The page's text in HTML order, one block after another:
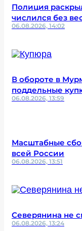
Полиция
числился без
06.08.2026, 14:02
В обороте в
поддельные
06.08.2026, 13:59
Масштабные
всей России
06.08.2026, 13:51
Северянина не
06.08.2026, 13:24